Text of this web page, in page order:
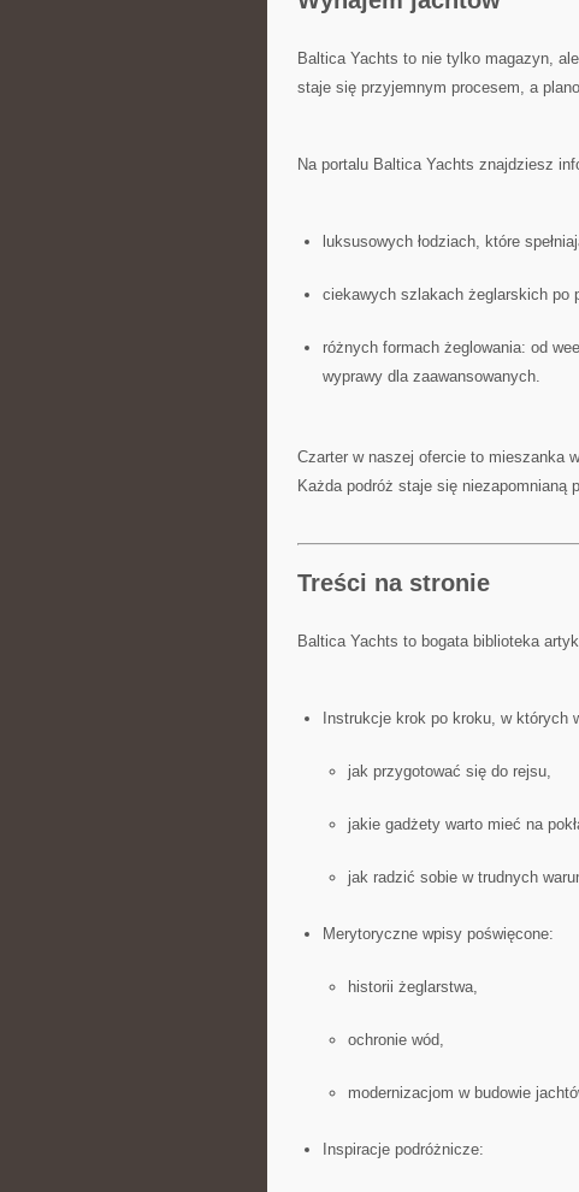
Baltica Yachts to nie tylko magazyn,
staje się przyjemnym procesem, a
Na portalu Baltica Yachts znajdziesz
luksusowych łodziach, które
ciekawych szlakach żeglarskich po
różnych formach żeglowania: od
wyprawy dla zaawansowanych.
Czarter w naszej ofercie to mieszanka
Każda podróż staje się niezapomnianą
Treści na stronie
Baltica Yachts to bogata biblioteka
Instrukcje krok po kroku, w których
jak przygotować się do rejsu,
jakie gadżety warto mieć na
jak radzić sobie w trudnych
Merytoryczne wpisy poświęcone:
historii żeglarstwa,
ochronie wód,
modernizacjom w budowie
Inspiracje podróżnicze: